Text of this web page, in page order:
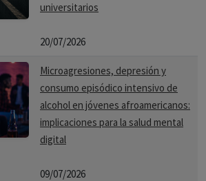
universitarios
20/07/2026
Microagresiones, depresión y
consumo episódico intensivo de
alcohol en jóvenes afroamericanos:
implicaciones para la salud mental
digital
09/07/2026